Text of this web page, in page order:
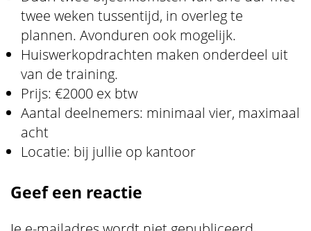
twee weken tussentijd, in overleg te
plannen. Avonduren ook mogelijk.
Huiswerkopdrachten maken onderdeel uit
van de training.
Prijs: €2000 ex btw
Aantal deelnemers: minimaal vier, maximaal
acht
Locatie: bij jullie op kantoor
Geef een reactie